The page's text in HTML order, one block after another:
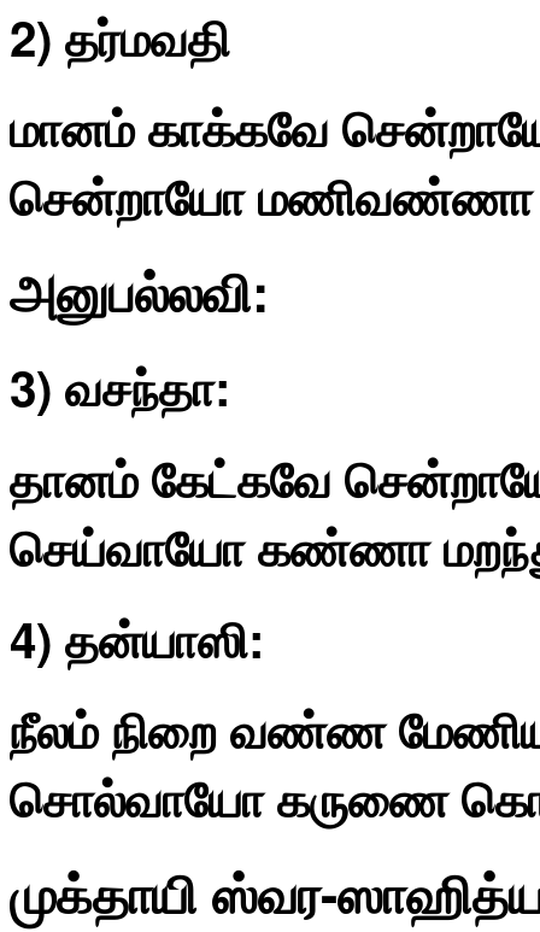
2) தர்மவதி
மானம் காக்கவே
சென்றாயோ மணிவண்ணா
அனுபல்லவி:
3) வசந்தா:
தானம் கேட்கவே
செய்வாயோ கண்ணா
4) தன்யாஸி:
நீலம் நிறை வண்ண
சொல்வாயோ கருணை
முக்தாயி ஸ்வர-